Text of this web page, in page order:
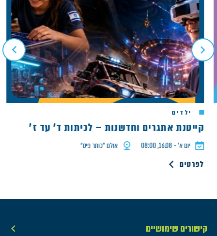
ילדים
קייטנת אתגרים וחדשנות – לכיתות ד' עד ז'
יום א׳ - 16.08, 08:00 אולם ״כותר פיס״
לפרטים
קישורים שימושיים